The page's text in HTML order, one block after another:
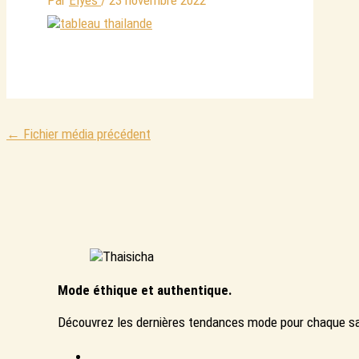
← Fichier média précédent
Mode éthique et authentique.
Découvrez les dernières tendances mode pour chaque